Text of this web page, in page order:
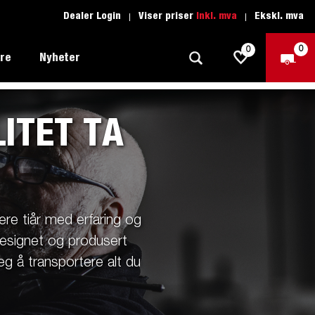
Dealer Login Viser priser Inkl. mva Ekskl. mva
Tilhenger for fritid
Båttilhenger
Tilhengere for biltransport
Tilhengere for profesjonelle
Tilhenger for vannsport
Tilhengere for entreprenøren
Kjøreskole
Reservdeler
du
1205 Limited Edition
-
Nyheter
0 0
TA
tiår med erfaring og
og produsert
å transportere alt du